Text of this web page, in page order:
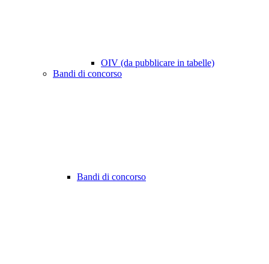
OIV (da pubblicare in tabelle)
Bandi di concorso
Bandi di concorso